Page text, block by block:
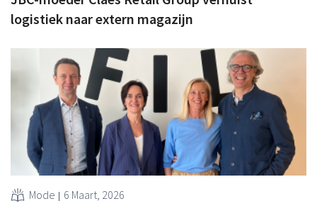
logistiek naar extern magazijn
Mode 6 Maart, 2026